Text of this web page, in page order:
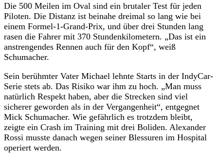
Die 500 Meilen im Oval sind ein brutaler Test für jeden
Piloten. Die Distanz ist beinahe dreimal so lang wie bei
einem Formel-1-Grand-Prix, und über drei Stunden lang
rasen die Fahrer mit 370 Stundenkilometern. „Das ist ein
anstrengendes Rennen auch für den Kopf“, weiß
Schumacher.
Sein berühmter Vater Michael lehnte Starts in der IndyCar-
Serie stets ab. Das Risiko war ihm zu hoch. „Man muss
natürlich Respekt haben, aber die Strecken sind viel
sicherer geworden als in der Vergangenheit“, entgegnet
Mick Schumacher. Wie gefährlich es trotzdem bleibt,
zeigte ein Crash im Training mit drei Boliden. Alexander
Rossi musste danach wegen seiner Blessuren im Hospital
operiert werden.